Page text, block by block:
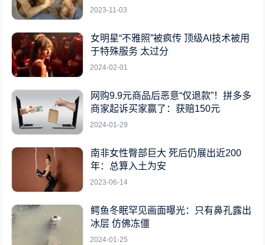
2023-11-03
女明星“不雅照”被疯传 顶级AI技术被用
于特殊服务 太过分
2024-02-01
网购9.9元商品后恶意“仅退款”！拼多多
商家起诉买家赢了：获赔150元
2024-01-29
南非女性臀部巨大 死后仍展出近200
年：总算入土为安
2023-06-14
鳄鱼冬眠罕见画面曝光：只有鼻孔露出
冰层 仿佛冻僵
2024-01-25